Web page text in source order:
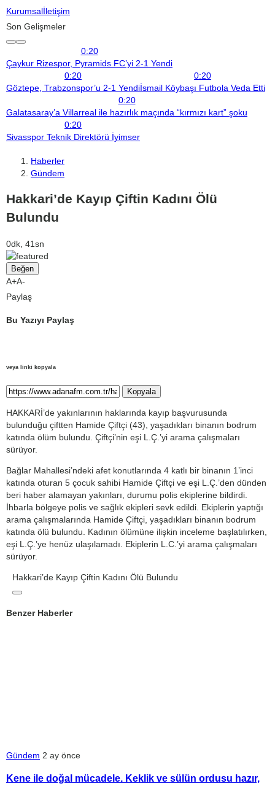
Kurumsalİletişim
Son Gelişmeler
0:20
Çaykur Rizespor, Pyramids FC’yi 2-1 Yendi
0:20
Göztepe, Trabzonspor’u 2-1 Yendi
0:20
İsmail Köybaşı Futbola Veda Etti
0:20
Galatasaray’a Villarreal ile hazırlık maçında “kırmızı kart” şoku
0:20
Sivasspor Teknik Direktörü İyimser
Haberler
Gündem
Hakkari’de Kayıp Çiftin Kadını Ölü
Bulundu
0dk, 41sn
Beğen
A+A-
Paylaş
Bu Yazıyı Paylaş
veya linki kopyala
Kopyala
HAKKARİ’de yakınlarının haklarında kayıp başvurusunda
bulunduğu çiftten Hamide Çiftçi (43), yaşadıkları binanın bodrum
katında ölüm bulundu. Çiftçi’nin eşi L.Ç.’yi arama çalışmaları
sürüyor.
Bağlar Mahallesi’ndeki afet konutlarında 4 katlı bir binanın 1’inci
katında oturan 5 çocuk sahibi Hamide Çiftçi ve eşi L.Ç.’den dünden
beri haber alamayan yakınları, durumu polis ekiplerine bildirdi.
İhbarla bölgeye polis ve sağlık ekipleri sevk edildi. Ekiplerin yaptığı
arama çalışmalarında Hamide Çiftçi, yaşadıkları binanın bodrum
katında ölü bulundu. Kadının ölümüne ilişkin inceleme başlatılırken,
eşi L.Ç.’ye henüz ulaşılamadı. Ekiplerin L.C.’yi arama çalışmaları
sürüyor.
Hakkari’de Kayıp Çiftin Kadını Ölü Bulundu
Benzer Haberler
Gündem 2 ay önce
Kene ile doğal mücadele. Keklik ve sülün ordusu hazır,